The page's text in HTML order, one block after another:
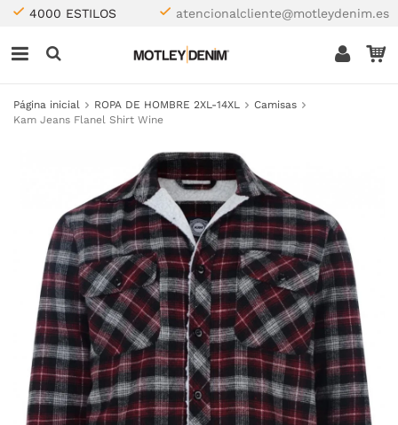
4000 ESTILOS atencionalcliente@motleydenim.es
Página inicial ROPA DE HOMBRE 2XL-14XL
Camisas
Kam Jeans Flanel Shirt Wine